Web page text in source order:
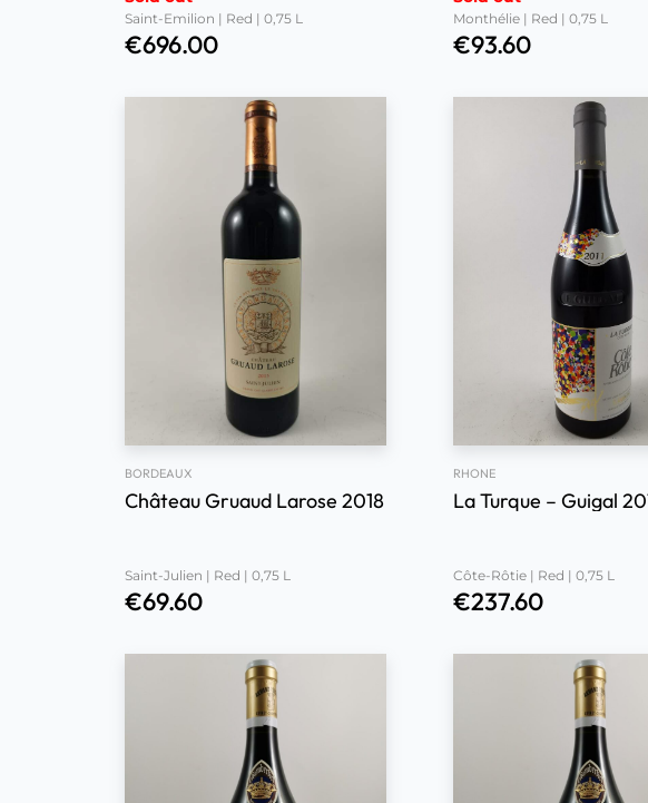
Saint-Emilion | Red | 0,75 L
€696.00
Monthélie | Red | 0,75 L
€93.60
BORDEAUX
Château Gruaud Larose 2018
Saint-Julien | Red | 0,75 L
€69.60
RHONE
La Turque – Guigal
Côte-Rôtie | Red | 0,75 L
€237.60